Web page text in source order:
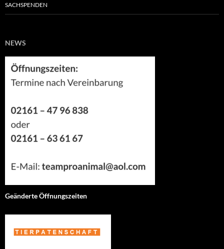
SACHSPENDEN
NEWS
Geänderte Öffnungszeiten